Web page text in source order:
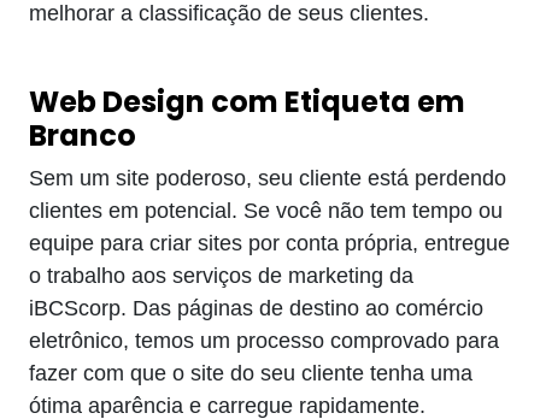
melhorar a classificação de seus clientes.
Web Design com Etiqueta em
Branco
Sem um site poderoso, seu cliente está perdendo
clientes em potencial. Se você não tem tempo ou
equipe para criar sites por conta própria, entregue
o trabalho aos serviços de marketing da
iBCScorp. Das páginas de destino ao comércio
eletrônico, temos um processo comprovado para
fazer com que o site do seu cliente tenha uma
ótima aparência e carregue rapidamente.